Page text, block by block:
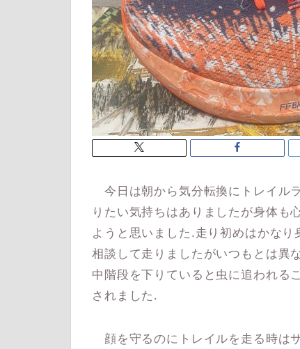
今日は朝から気分転換にトレイル
りたい気持ちはありましたが身体も
ようと思いました.走り初めはかな
相談して走りましたがいつもとは異
中階段を下りていると虫に追われる
されました.
顔を守るのにトレイルを走る時は